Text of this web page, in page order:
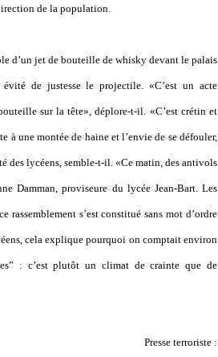
de la population.
d’un jet de bouteille de whisky devant le palais
de justesse le projectile. «C’est un acte
sur la tête», déplore-t-il. «C’est crétin et
à une montée de haine et l’envie de se défouler,
des lycéens, semble-t-il. «Ce matin, des antivols
Damman, proviseure du lycée Jean-Bart. Les
rassemblement s’est constitué sans mot d’ordre
cela explique pourquoi on comptait environ
: c’est plutôt un climat de crainte que de
Presse terroriste :